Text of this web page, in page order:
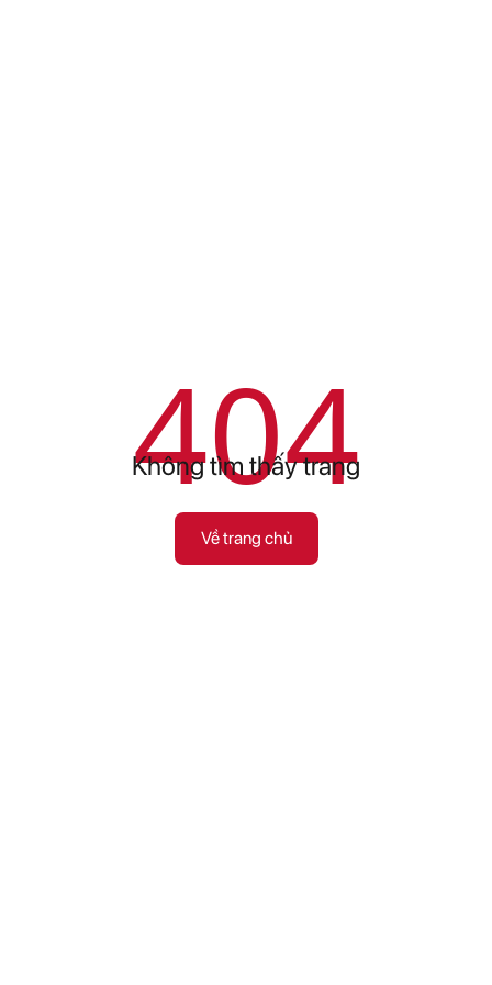
404
Không tìm thấy trang
Về trang chủ